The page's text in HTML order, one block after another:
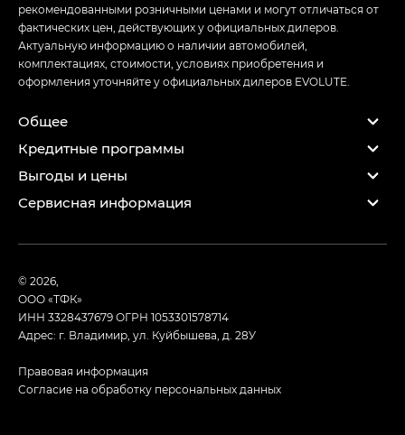
рекомендованными розничными ценами и могут отличаться от
фактических цен, действующих у официальных дилеров.
Актуальную информацию о наличии автомобилей,
комплектациях, стоимости, условиях приобретения и
оформления уточняйте у официальных дилеров EVOLUTE.
Общее
Кредитные программы
Выгоды и цены
Сервисная информация
© 2026,
ООО «ТФК»
ИНН 3328437679ОГРН 1053301578714
Адрес: г. Владимир, ул. Куйбышева, д. 28У
Правовая информация
Согласие на обработку персональных данных